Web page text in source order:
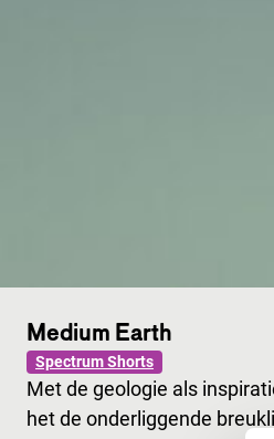
Medium Earth
Spectrum Shorts
Met de geologie als
het de onderliggende